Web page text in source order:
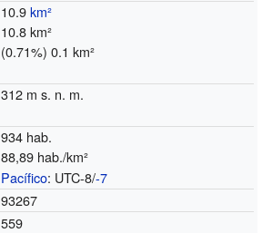
10.9km²
10.8 km²
(0.71%) 0.1 km²
312 m s. n. m.
934 hab.
88,89 hab./km²
Pacífico: UTC-8/-7
93267
559